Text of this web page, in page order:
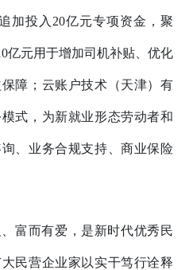
投入20亿元专项资金，聚
亿元用于增加司机补贴、优化
障；云账户技术（天津）有
式，为新就业形态劳动者和
、业务合规支持、商业保险
而有爱，是新时代优秀民
民营企业家以实干笃行诠释